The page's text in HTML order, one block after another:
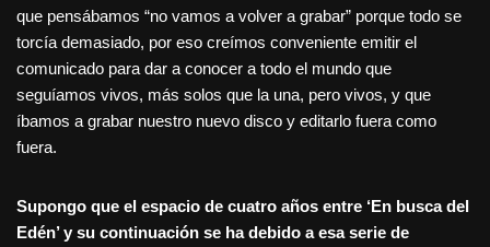
que pensábamos “no vamos a volver a grabar” porque todo se
torcía demasiado, por eso creímos conveniente emitir el
comunicado para dar a conocer a todo el mundo que
seguíamos vivos, más solos que la una, pero vivos, y que
íbamos a grabar nuestro nuevo disco y editarlo fuera como
fuera.
Supongo que el espacio de cuatro años entre ‘En busca del
Edén’ y su continuación se ha debido a esa serie de